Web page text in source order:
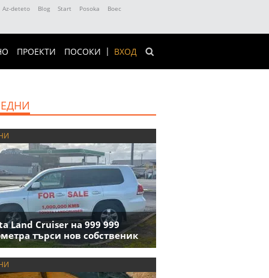
Az-deteto Blog Start Posoka
Boec
ВХОД
ПРОЕКТИ ПОСОКИ
Land Cruiser на 999 999
търси нов собственик